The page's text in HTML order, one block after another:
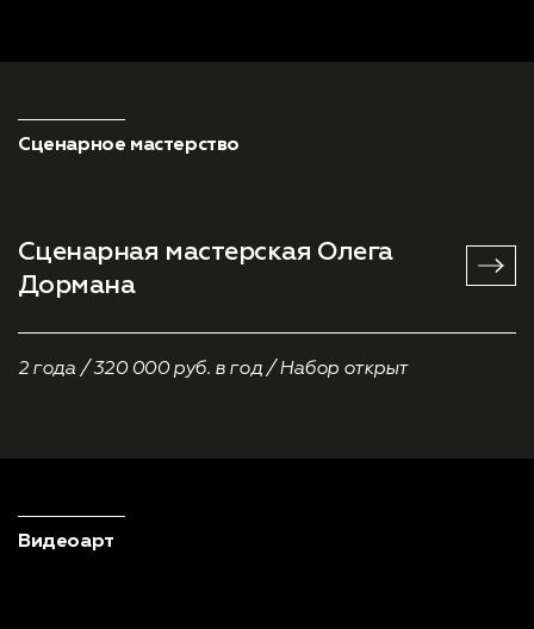
Сценарное мастерство
Сценарная мастерская Олега
Дормана
2 года / 320 000 руб. в год / Набор открыт
Видеоарт